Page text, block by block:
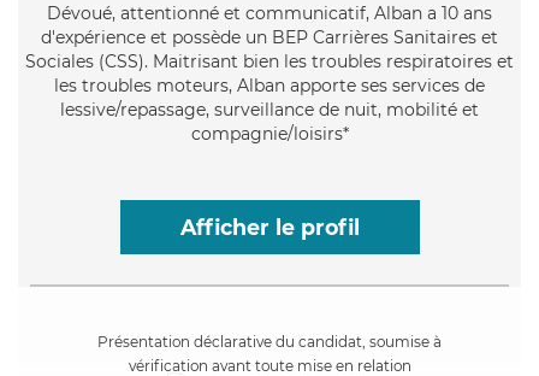
Dévoué, attentionné et communicatif, Alban a 10 ans
d'expérience et possède un BEP Carrières Sanitaires et
Sociales (CSS). Maitrisant bien les troubles respiratoires et
les troubles moteurs, Alban apporte ses services de
lessive/repassage, surveillance de nuit, mobilité et
compagnie/loisirs*
Afficher le profil
Présentation déclarative du candidat, soumise à
vérification avant toute mise en relation